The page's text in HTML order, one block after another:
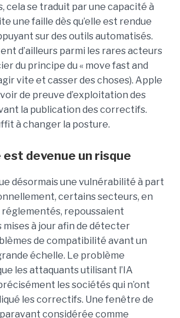
cela se traduit par une capacité à
une faille dès qu’elle est rendue
sur des outils automatisés.
d’ailleurs parmi les rares acteurs
du principe du « move fast and
vite et casser des choses). Apple
de preuve d’exploitation des
la publication des correctifs.
à changer la posture.
est devenue un risque
désormais une vulnérabilité à part
certains secteurs, en
repoussaient
mises à jour afin de détecter
de compatibilité avant un
échelle. Le problème
les attaquants utilisant l’IA
les sociétés qui n’ont
les correctifs. Une fenêtre de
considérée comme